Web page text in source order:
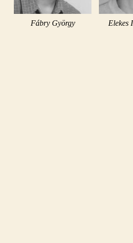
Fábry György Elekes